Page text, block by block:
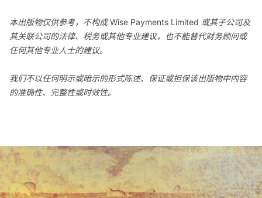
本出版物仅供参考，不构成 Wise Payments Limited 或其子公司及
其关联公司的法律、税务或其他专业建议，也不能替代财务顾问或
任何其他专业人士的建议。
我们不以任何明示或暗示的形式陈述、保证或担保该出版物中内容
的准确性、完整性或时效性。